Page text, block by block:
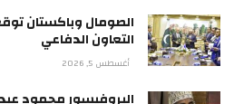
الصومال وباكستان
التعاون الدفاعي
أغسطس 5, 2026